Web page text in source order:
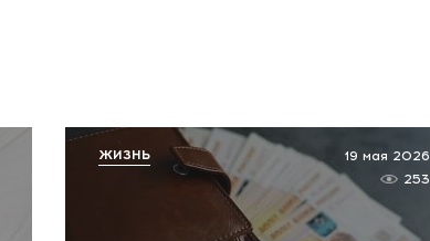
19 мая 2026
253
ЖИЗНЬ